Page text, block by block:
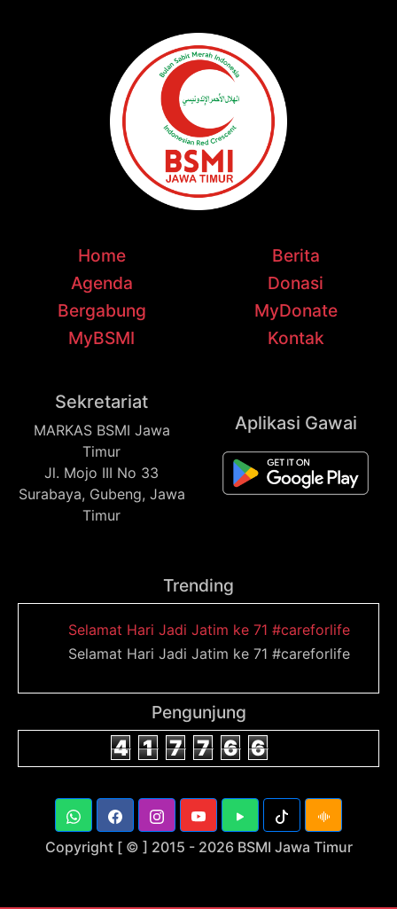
Home
Berita
Agenda
Donasi
Bergabung
MyDonate
MyBSMI
Kontak
Sekretariat
MARKAS BSMI Jawa
Timur
Jl. Mojo III No 33
Surabaya, Gubeng, Jawa
Timur
Aplikasi Gawai
Trending
Selamat Hari Jadi Jatim ke 71 #careforlife
Selamat Hari Jadi Jatim ke 71 #careforlife
Pengunjung
4 1 7 7 6 6
Copyright [ © ] 2015 - 2026 BSMI Jawa Timur